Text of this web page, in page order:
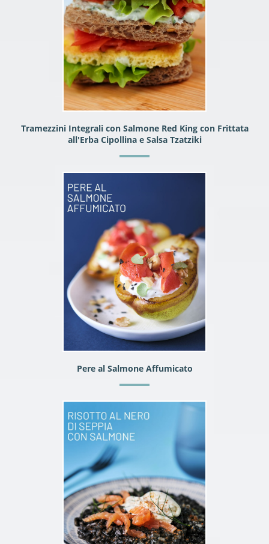
Tramezzini Integrali con Salmone Red King con Frittata
all'Erba Cipollina e Salsa Tzatziki
Pere al Salmone Affumicato